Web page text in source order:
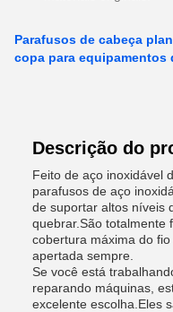
Parafusos de cabeça
copa para equipamentos
Descrição do
Feito de aço inoxidável
parafusos de aço
de suportar altos níveis
quebrar.São totalmente
cobertura máxima do
apertada sempre.
Se você está
reparando máquinas,
excelente escolha.Eles